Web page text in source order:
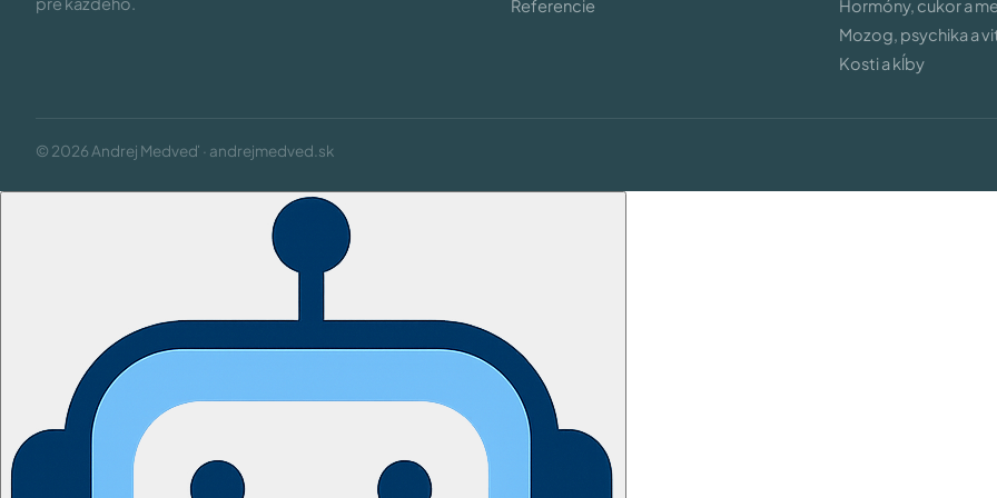
Referencie
Hormóny, cukor a
Mozog, psychika a
Kosti a kĺby
© 2026 Andrej Medveď · andrejmedved.sk